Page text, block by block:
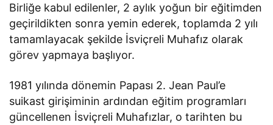
Birliğe kabul edilenler, 2 aylık yoğun bir eğitimden
geçirildikten sonra yemin ederek, toplamda 2 yılı
tamamlayacak şekilde İsviçreli Muhafız olarak
görev yapmaya başlıyor.
1981 yılında dönemin Papası 2. Jean Paul’e
suikast girişiminin ardından eğitim programları
güncellenen İsviçreli Muhafızlar, o tarihten bu